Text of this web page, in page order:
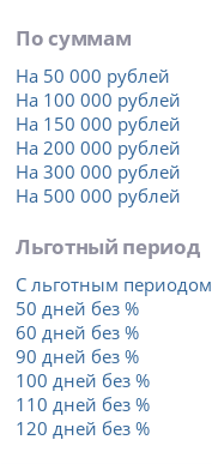
По суммам
На 50 000 рублей
На 100 000 рублей
На 150 000 рублей
На 200 000 рублей
На 300 000 рублей
На 500 000 рублей
Льготный период
С льготным периодом
50 дней без %
60 дней без %
90 дней без %
100 дней без %
110 дней без %
120 дней без %